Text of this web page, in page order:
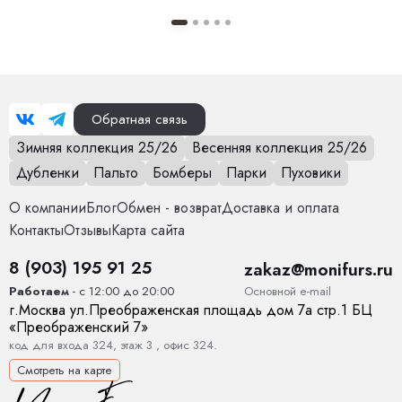
Длина изделия 130 см
Опции опушки Нет
Температурный режим от 0 до +15
Декоративные элементы
Тип карманов глубокие
Конструктивные элементы Карманы, Пояс
Тип рукава Прямой, спущенный. Манжет регулируется.
Обратная связь
Зимняя коллекция 25/26
Весенняя коллекция 25/26
Дубленки
Пальто Бомберы Парки
Пуховики
О компанииБлогОбмен - возвратДоставка и оплата
КонтактыОтзывыКарта сайта
8 (903) 195 91 25
Работаем - с 12:00 до 20:00
zakaz@monifurs.ru
Основной е-mail
г.Москва ул.Преображенская площадь дом 7а стр.1 БЦ
«Преображенский 7»
код для входа 324, этаж 3 , офис 324.
Смотреть на карте